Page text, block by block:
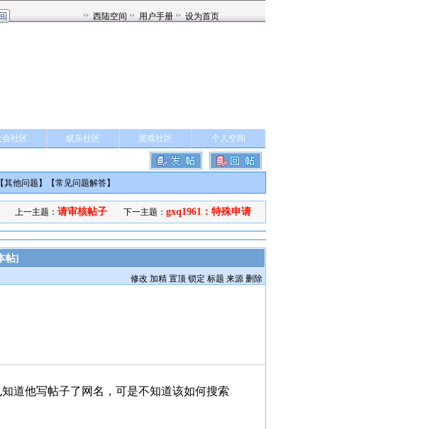
会社区 娱乐社区 游戏社区 个人空间
其他问题 】【常见问题解答】
上一主题： 请审核帖子 下一主题： gxq1961：特殊申请
帖]
修改 加精 置顶 锁定 标题 来源 删除
道他写帖子了网名，可是不知道该如何搜索